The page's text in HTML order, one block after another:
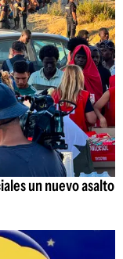
un nuevo asalto